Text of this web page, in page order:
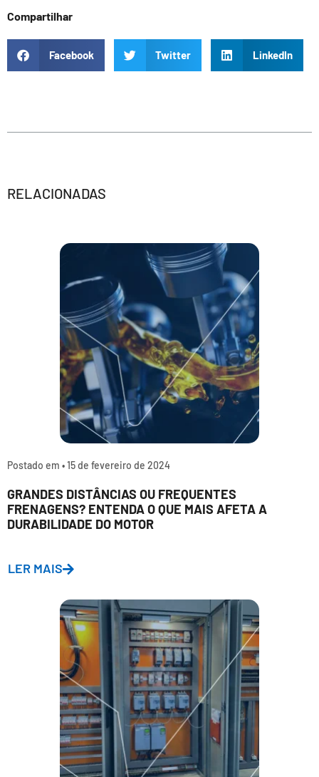
Compartilhar
Facebook Twitter LinkedIn
RELACIONADAS
Postado em •15 de fevereiro de 2024
GRANDES DISTÂNCIAS OU FREQUENTES
FRENAGENS? ENTENDA O QUE MAIS AFETA A
DURABILIDADE DO MOTOR
LER MAIS